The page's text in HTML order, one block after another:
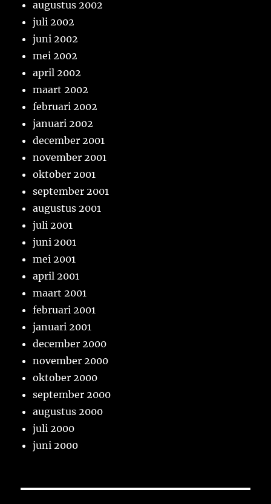
augustus 2002
juli 2002
juni 2002
mei 2002
april 2002
maart 2002
februari 2002
januari 2002
december 2001
november 2001
oktober 2001
september 2001
augustus 2001
juli 2001
juni 2001
mei 2001
april 2001
maart 2001
februari 2001
januari 2001
december 2000
november 2000
oktober 2000
september 2000
augustus 2000
juli 2000
juni 2000